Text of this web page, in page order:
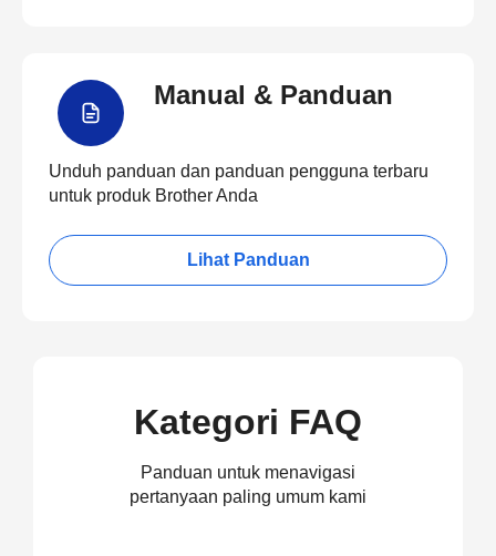
Manual & Panduan
Unduh panduan dan panduan pengguna terbaru
untuk produk Brother Anda
Lihat Panduan
Kategori FAQ
Panduan untuk menavigasi
pertanyaan paling umum kami